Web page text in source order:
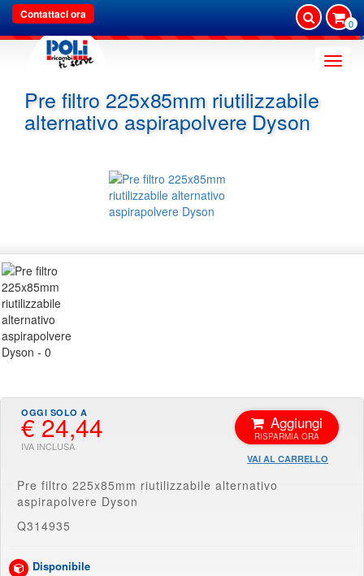
Contattaci ora
0
Toggle
Pre filtro 225x85mm riutilizzabile
alternativo aspirapolvere Dyson
€ 24,44 Aggiungi
VAI AL CARRELLO
Pre filtro 225x85mm riutilizzabile alternativo
aspirapolvere Dyson
Q314935
Disponibile